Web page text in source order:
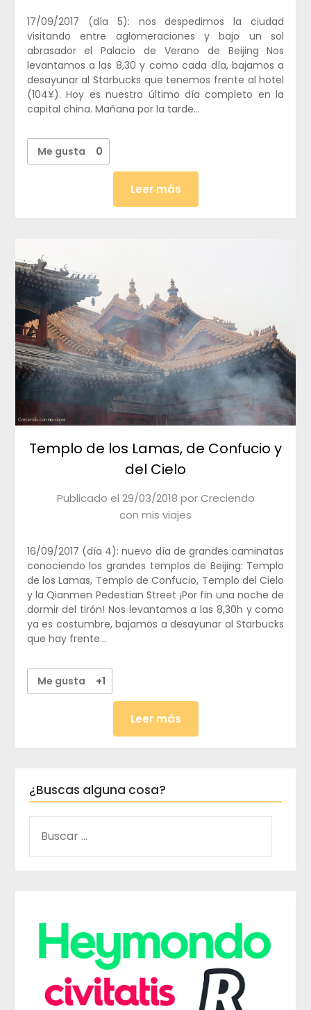
17/09/2017 (día 5): nos despedimos la ciudad
visitando entre aglomeraciones y bajo un sol
abrasador el Palacio de Verano de Beijing Nos
levantamos a las 8,30 y como cada día, bajamos a
desayunar al Starbucks que tenemos frente al hotel
(104¥). Hoy es nuestro último día completo en la
capital china. Mañana por la tarde…
Me gusta 0
Leer más
Templo de los Lamas, de Confucio y
del Cielo
Publicado el 29/03/2018 porCreciendo
con mis viajes
16/09/2017 (día 4): nuevo día de grandes caminatas
conociendo los grandes templos de Beijing: Templo
de los Lamas, Templo de Confucio, Templo del Cielo
y la Qianmen Pedestian Street ¡Por fin una noche de
dormir del tirón! Nos levantamos a las 8,30h y como
ya es costumbre, bajamos a desayunar al Starbucks
que hay frente…
Me gusta +1
Leer más
¿Buscas alguna cosa?